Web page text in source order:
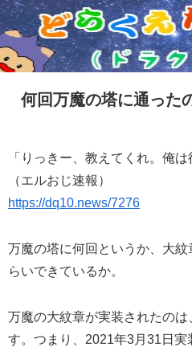
何回万魔の塔に通った
「りっきー、教えてくれ。俺
（エルおじ速報）
https://dq10.news/7276
万魔の塔に何回というか、大紋
らいできているか。
万魔の大紋章が実装されたの
す。つまり、2021年3月31日実